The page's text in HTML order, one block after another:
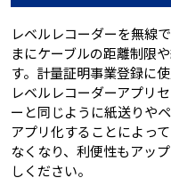
レベルレコーダーを無線
まにケーブルの距離制限
す。計量証明事業登録に使
レベルレコーダーアプリ
ーと同じように紙送りや
アプリ化することによっ
なくなり、利便性もアッ
しください。